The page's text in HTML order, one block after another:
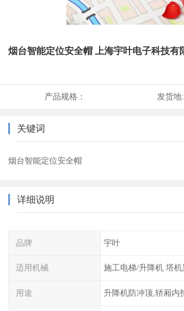
烟台智能定位安全帽 上海宇叶电子科技有
产品规格： 发货地:
关键词
烟台智能定位安全帽
详细说明
品牌 宇叶
适用机械 施工电梯/升降机 塔机
用途 升降机防冲顶,轿厢内